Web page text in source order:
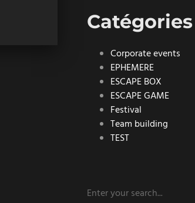
Catégories
Corporate events
EPHEMERE
ESCAPE BOX
ESCAPE GAME
Festival
Team building
TEST